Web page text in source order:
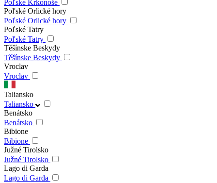
Poľské Krkonoše
Poľské Orlické hory
Poľské Orlické hory
Poľské Tatry
Poľské Tatry
Těšínske Beskydy
Těšínske Beskydy
Vroclav
Vroclav
Taliansko
Taliansko
Benátsko
Benátsko
Bibione
Bibione
Južné Tirolsko
Južné Tirolsko
Lago di Garda
Lago di Garda